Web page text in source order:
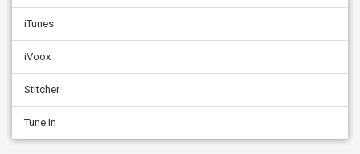
iTunes
iVoox
Stitcher
Tune In